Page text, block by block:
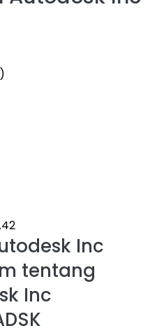
Inc
tentang
Inc